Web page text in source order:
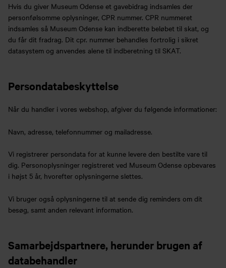
Hvis du giver Museum Odense et gavebidrag indsamles der
personfølsomme oplysninger, CPR nummer. CPR nummeret
indsamles så Museum Odense kan indberette beløbet til skat, og
du får dit fradrag. Dit cpr. nummer behandles fortrolig i sikret
datasystem og anvendes alene til indberetning til SKAT.
Persondatabeskyttelse
Når du handler i vores webshop, afgiver du følgende informationer:
Navn, adresse, telefonnummer og mailadresse.
Vi registrerer persondata for at kunne levere den bestilte vare til
dig. Personoplysninger registreret ved Museum Odense opbevares
i højst 5 år, hvorefter oplysningerne slettes.
Vi bruger også oplysningerne til at sende dig reminders om dit
besøg, samt anden relevant information.
Samarbejdspartnere, herunder brugen af
databehandler